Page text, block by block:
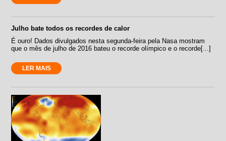
Julho bate todos os recordes de calor
É ouro! Dados divulgados nesta segunda-feira pela Nasa mostram
que o mês de julho de 2016 bateu o recorde olímpico e o recorde[...]
LER MAIS